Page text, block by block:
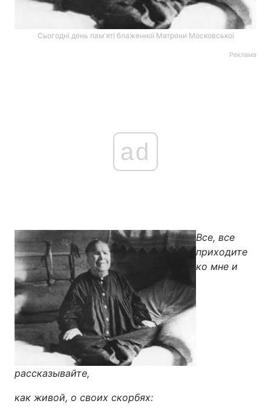
Сьогодні день пам'яті блаженної Матрони Московської
Реклама
ad
Все, все
приходите
ко мне и
рассказывайте,
как живой, о своих скорбях: